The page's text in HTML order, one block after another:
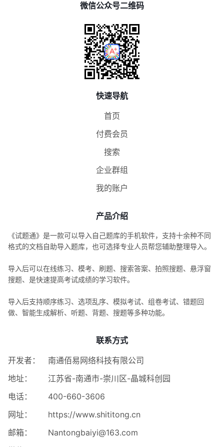
微信公众号二维码
快速导航
首页
付费会员
搜索
企业群组
我的账户
产品介绍
《试题通》是一款可以导入自己题库的手机软件，支持十余种不同
格式的文档自助导入题库，也可选择专业人员帮您辅助整理导入。
导入后可以在线练习、模考、刷题、搜索答案、拍照搜题、悬浮窗
搜题、是快速提高考试成绩的学习软件。
导入后支持顺序练习、选项乱序、模拟考试、组卷考试、错题回
做、智能生成解析、听题、背题、搜题等多种功能。
联系方式
开发者：
南通佰易网络科技有限公司
地址：
江苏省-南通市-崇川区-晶城科创园
电话：
400-660-3606
网址：
https://www.shititong.cn
邮箱：
Nantongbaiyi@163.com